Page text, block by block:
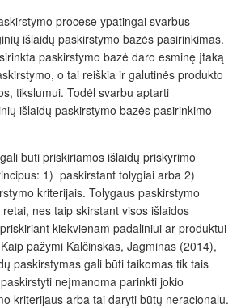
procese ypatingai svarbus
išlaidų paskirstymo bazės pasirinkimas.
paskirstymo bazė daro esminę įtaką
o tai reiškia ir galutinės produkto
tikslumui. Todėl svarbu aptarti
išlaidų paskirstymo bazės pasirinkimo
būti priskiriamos išlaidų priskyrimo
1) paskirstant tolygiai arba 2)
kriterijais. Tolygaus paskirstymo
nes taip skirstant visos išlaidos
kiekvienam padaliniui ar produktui
pažymi Kalčinskas, Jagminas (2014),
paskirstymas gali būti taikomas tik tais
neįmanoma parinkti jokio
kriterijaus arba tai daryti būtų neracionalu.